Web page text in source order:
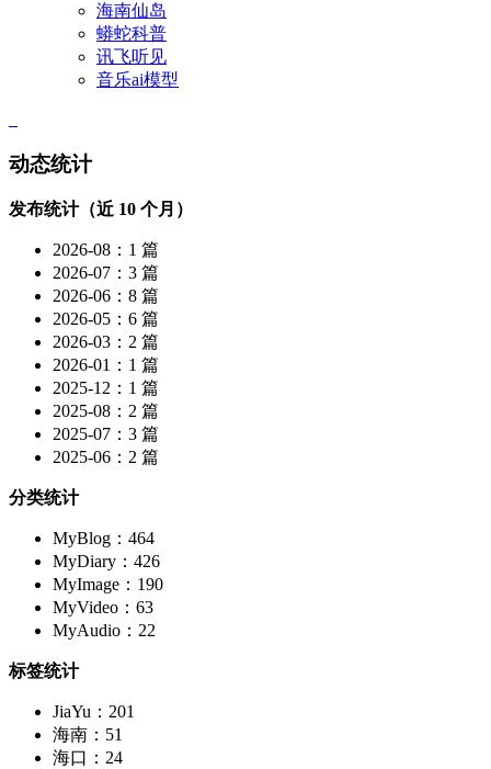
海南仙岛
蟒蛇科普
讯飞听见
音乐ai模型
动态统计
发布统计（近 10 个月）
2026-08：1 篇
2026-07：3 篇
2026-06：8 篇
2026-05：6 篇
2026-03：2 篇
2026-01：1 篇
2025-12：1 篇
2025-08：2 篇
2025-07：3 篇
2025-06：2 篇
分类统计
MyBlog：464
MyDiary：426
MyImage：190
MyVideo：63
MyAudio：22
标签统计
JiaYu：201
海南：51
海口：24